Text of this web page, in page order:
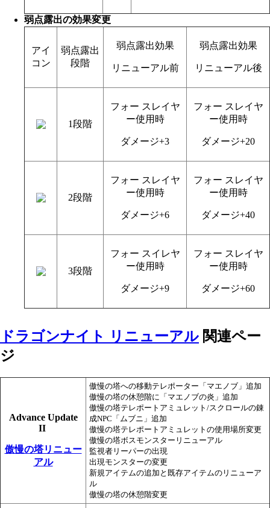
弱点露出の効果変更
アイ
コン
弱点露出
段階
弱点露出効果
リニューアル前
弱点露出効果
リニューアル後
1段階
フォー スレイヤ
ー使用時
ダメージ+3
フォー スレイヤ
ー使用時
ダメージ+20
2段階
フォー スレイヤ
ー使用時
ダメージ+6
フォー スレイヤ
ー使用時
ダメージ+40
3段階
フォー スイレヤ
ー使用時
ダメージ+9
フォー スレイヤ
ー使用時
ダメージ+60
ドラゴンナイト リニューアル 関連ペー
ジ
Advance Update
II
傲慢の塔リニュー
アル
傲慢の塔への移動テレポーター「マエノブ」追加
傲慢の塔の休憩階に「マエノブの炎」追加
傲慢の塔テレポートアミュレット/スクロールの錬
成NPC「ムブニ」追加
傲慢の塔テレポートアミュレットの使用場所変更
傲慢の塔ボスモンスターリニューアル
監視者リーパーの出現
出現モンスターの変更
新規アイテムの追加と既存アイテムのリニューア
ル
傲慢の塔の休憩階変更